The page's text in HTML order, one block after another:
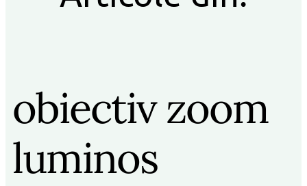
obiectiv zoom
luminos